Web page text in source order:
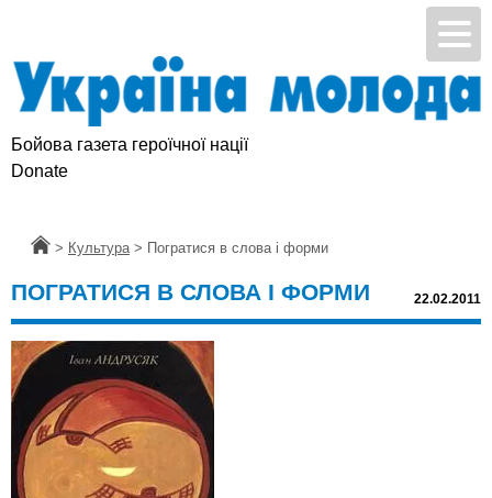
Бойова газета героїчної нації
Donate
Головна
> Культура > Погратися в слова і форми
ПОГРАТИСЯ В СЛОВА І ФОРМИ 22.02.2011